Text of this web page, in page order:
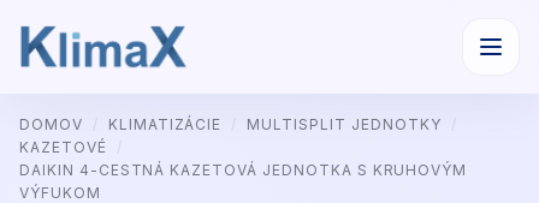
na
obsah
DOMOV / KLIMATIZÁCIE / MULTISPLIT JEDNOTKY
/
KAZETOVÉ
DAIKIN 4-CESTNÁ KAZETOVÁ JEDNOTKA S KRUHOVÝM
VÝFUKOM